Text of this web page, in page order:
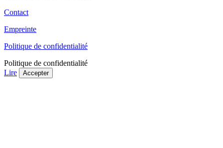
Contact
Empreinte
Politique de confidentialité
Politique de confidentialité
Lire
Accepter